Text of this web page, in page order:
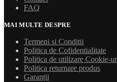
FAQ
MAI MULTE DESPRE
Termeni si Conditii
Politica de Cofidentialitate
Politica de utilizare Cookie-
Politica returnare produs
Garanții